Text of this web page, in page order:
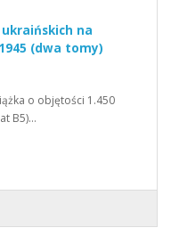
na
(dwa tomy)
o objętości 1.450
B5)…